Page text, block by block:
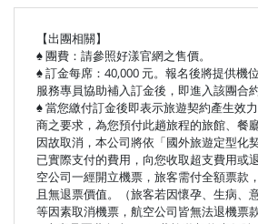
【出團相關】
♠ 團費：請參照好漾官網之售價。
♠ 訂金每席：40,000 元。報名後將提供機
服務專員協助補入訂金後，即進入該團合約
♠ 當您繳付訂金後即表示旅遊契約產生效
商之要求，為您預付此趟旅程的旅館、餐
因故取消，本公司將依「國外旅遊定型化
已實際支付的費用，向您收取超支費用或
空公司一經開立機票，旅客需付全額票款
且無退票價值。（旅客若因懷孕、生病、
等因素取消機票，航空公司皆無法退機票款